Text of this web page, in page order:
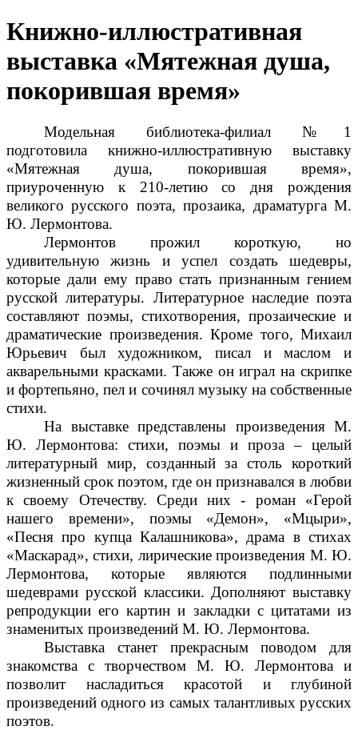
Книжно-иллюстративная
выставка «Мятежная душа,
покорившая время»
Модельная библиотека-филиал №1
подготовила книжно-иллюстративную выставку
«Мятежная душа, покорившая время»,
приуроченную к 210-летию со дня рождения
великого русского поэта, прозаика, драматурга М.
Ю. Лермонтова.
Лермонтов прожил короткую, но
удивительную жизнь и успел создать шедевры,
которые дали ему право стать признанным гением
русской литературы. Литературное наследие поэта
составляют поэмы, стихотворения, прозаические и
драматические произведения. Кроме того, Михаил
Юрьевич был художником, писал и маслом и
акварельными красками. Также он играл на скрипке
и фортепьяно, пел и сочинял музыку на собственные
стихи.
На выставке представлены произведения М.
Ю. Лермонтова: стихи, поэмы и проза – целый
литературный мир, созданный за столь короткий
жизненный срок поэтом, где он признавался в любви
к своему Отечеству. Среди них - роман «Герой
нашего времени», поэмы «Демон», «Мцыри»,
«Песня про купца Калашникова», драма в стихах
«Маскарад», стихи, лирические произведения М. Ю.
Лермонтова, которые являются подлинными
шедеврами русской классики. Дополняют выставку
репродукции его картин и закладки с цитатами из
знаменитых произведений М. Ю. Лермонтова.
Выставка станет прекрасным поводом для
знакомства с творчеством М. Ю. Лермонтова и
позволит насладиться красотой и глубиной
произведений одного из самых талантливых русских
поэтов.